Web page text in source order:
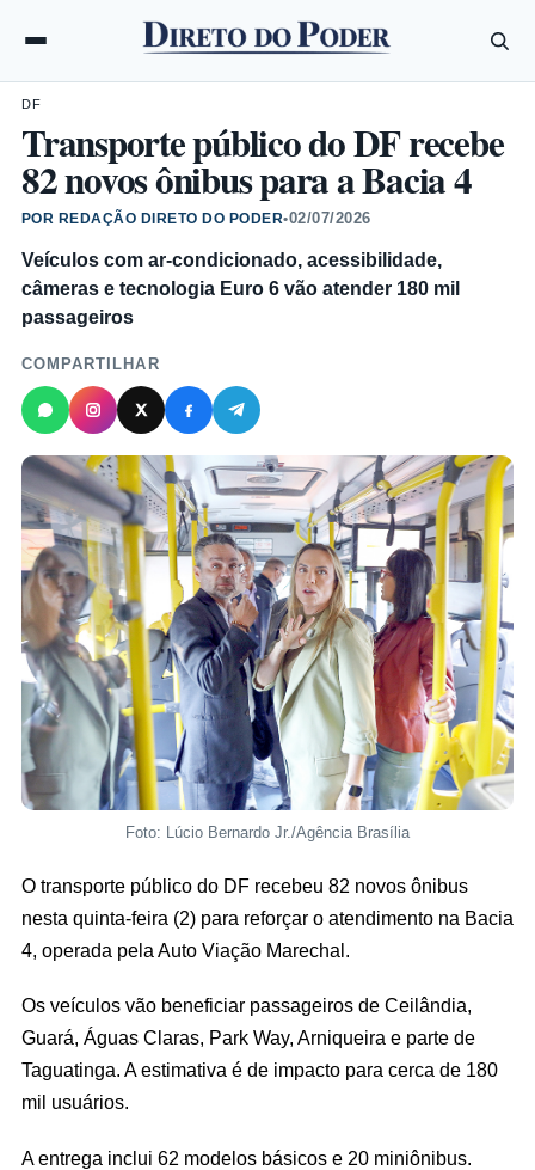
DF
Transporte público do DF recebe
82 novos ônibus para a Bacia 4
POR REDAÇÃO DIRETO DO PODER•02/07/2026
Veículos com ar-condicionado, acessibilidade,
câmeras e tecnologia Euro 6 vão atender 180 mil
passageiros
COMPARTILHAR
Foto: Lúcio Bernardo Jr./Agência Brasília
O transporte público do DF recebeu 82 novos ônibus
nesta quinta-feira (2) para reforçar o atendimento na Bacia
4, operada pela Auto Viação Marechal.
Os veículos vão beneficiar passageiros de Ceilândia,
Guará, Águas Claras, Park Way, Arniqueira e parte de
Taguatinga. A estimativa é de impacto para cerca de 180
mil usuários.
A entrega inclui 62 modelos básicos e 20 miniônibus.